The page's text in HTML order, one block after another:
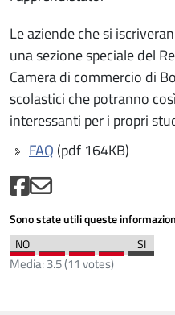
Le aziende che si
una sezione speciale del
Camera di commercio di
scolastici che potranno
interessanti per i propri
FAQ (pdf 164KB)
Sono state utili queste
Media:3.5(11 votes)